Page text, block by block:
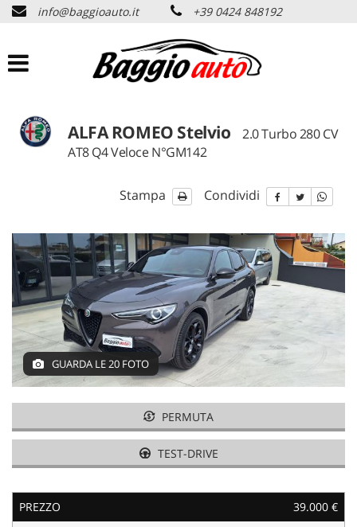
AZIENDA
LISTA VEICOLI
SERVIZI
CONTATTI
NEWS
info@baggioauto.it +39 0424 848192
ALFA ROMEO Stelvio
2.0 Turbo 280 CV
AT8 Q4 Veloce N°GM142
Stampa Condividi
GUARDA LE 20 FOTO
PERMUTA
TEST-DRIVE
PREZZO
39.000 €